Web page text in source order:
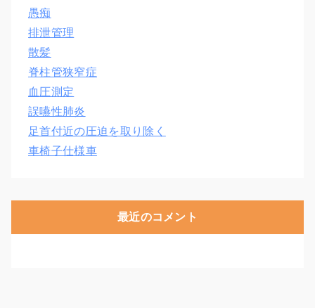
愚痴
排泄管理
散髪
脊柱管狭窄症
血圧測定
誤嚥性肺炎
足首付近の圧迫を取り除く
車椅子仕様車
最近のコメント